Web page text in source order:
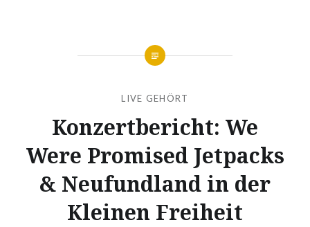
LIVE GEHÖRT
Konzertbericht: We
Were Promised Jetpacks
& Neufundland in der
Kleinen Freiheit